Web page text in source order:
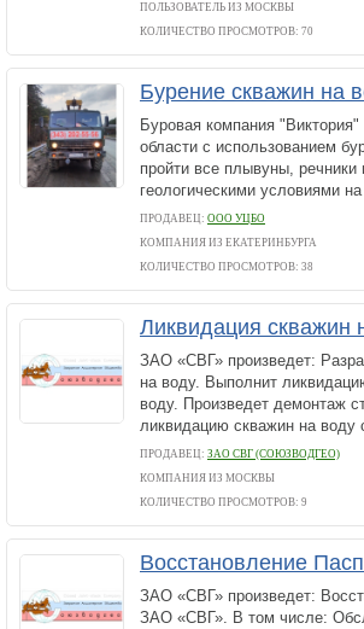
ПОЛЬЗОВАТЕЛЬ ИЗ МОСКВЫ
КОЛИЧЕСТВО ПРОСМОТРОВ: 70
Бурение скважин на
Буровая компания
области с использованием
пройти все плывуны,
геологическими условиями
ПРОДАВЕЦ: ООО УЦБО
КОМПАНИЯ ИЗ ЕКАТЕРИНБУРГА
КОЛИЧЕСТВО ПРОСМОТРОВ: 38
Ликвидация скважин
ЗАО «СВГ» произведет:
на воду. Выполнит
воду. Произведет демонтаж
ликвидацию скважин на воду
ПРОДАВЕЦ: ЗАО СВГ (СОЮЗВОДГЕО)
КОМПАНИЯ ИЗ МОСКВЫ
КОЛИЧЕСТВО ПРОСМОТРОВ: 9
Восстановление
ЗАО «СВГ» произведет:
ЗАО «СВГ». В том числе: